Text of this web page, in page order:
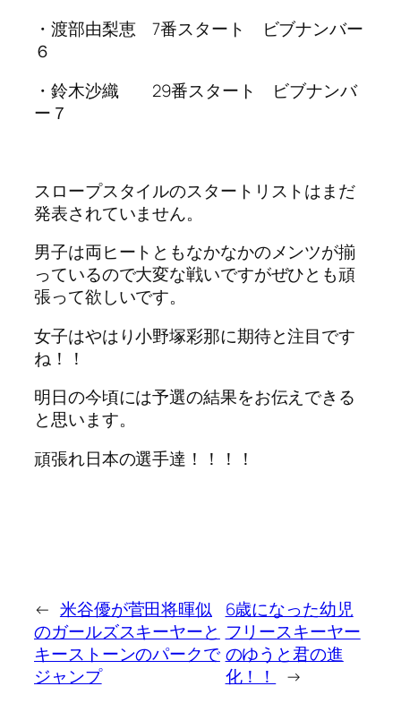
・渡部由梨恵 7番スタート ビブナンバー
６
・鈴木沙織 29番スタート ビブナンバ
ー７
スロープスタイルのスタートリストはまだ
発表されていません。
男子は両ヒートともなかなかのメンツが揃
っているので大変な戦いですがぜひとも頑
張って欲しいです。
女子はやはり小野塚彩那に期待と注目です
ね！！
明日の今頃には予選の結果をお伝えできる
と思います。
頑張れ日本の選手達！！！！
← 米谷優が菅田将暉似
のガールズスキーヤーと
キーストーンのパークで
ジャンプ
6歳になった幼児
フリースキーヤー
のゆうと君の進
化！！
→